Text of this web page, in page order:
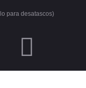
para desatascos)